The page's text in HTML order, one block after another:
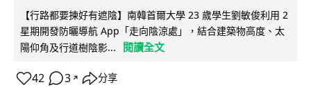
【行路都要揀好有遮陰】南韓首爾大學 23 歲學生劉敏俊利用 2
星期開發防曬導航 App「走向陰涼處」，結合建築物高度、太
陽仰角及行道樹陰影...
閱讀全文
42 3 ↗ 分享